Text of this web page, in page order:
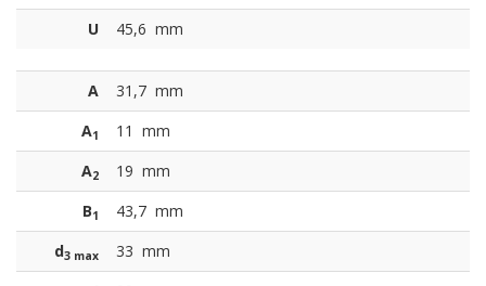
U
45,6 mm
A 31,7 mm
A1 11 mm
A2 19 mm
B1 43,7 mm
d3 max 33 mm